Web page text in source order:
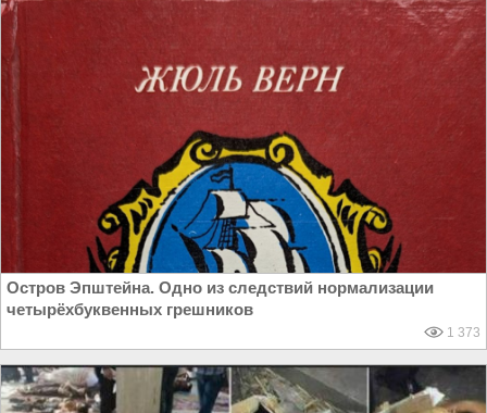
Остров Эпштейна. Одно из следствий нормализации
четырёхбуквенных грешников
1 373